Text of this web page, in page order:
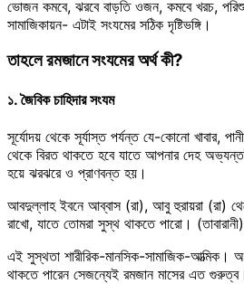
ভোজন কমবে, ঝরবে বাড়তি ওজন, কমবে খরচ,
সামাজিকায়ন- এটাই সংযমের সঠিক দৃষ্টিভঙ্গি।
তাহলে রমজানে সংযমের অর্থ কী?
১. জৈবিক চাহিদার সংযম
সূর্যোদয় থেকে সূর্যাস্ত পর্যন্ত যে-কোনো খাবার,
থেকে বিরত থাকতে হবে যাতে আপনার দেহ
হয়ে ঝরঝরে ও প্রাণবন্ত হয়।
আবদুল্লাহ ইবনে আব্বাস (রা), আবু হুরায়রা (রা)
রাখো, যাতে তোমরা সুস্থ থাকতে পারো। (তাবারানী)
এই সুস্থতা শারীরিক-মানসিক-সামাজিক-আত্মিক।
থাকতে পারেন সেজন্যেই রমজান মাসের এত গুরুত্ব।